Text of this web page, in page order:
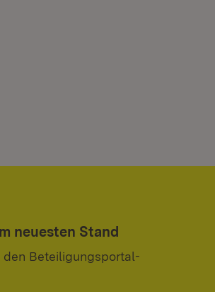
neuesten Stand
den Beteiligungsportal-